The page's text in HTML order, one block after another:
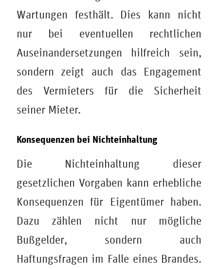
Wartungen festhält. Dies kann nicht
nur bei eventuellen rechtlichen
Auseinandersetzungen hilfreich sein,
sondern zeigt auch das Engagement
des Vermieters für die Sicherheit
seiner Mieter.
Konsequenzen bei Nichteinhaltung
Die Nichteinhaltung dieser
gesetzlichen Vorgaben kann erhebliche
Konsequenzen für Eigentümer haben.
Dazu zählen nicht nur mögliche
Bußgelder, sondern auch
Haftungsfragen im Falle eines Brandes.